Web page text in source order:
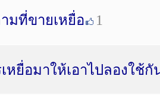
มที่ขายเหยื่อ 1
หยื่อมาให้เอาไปลองใช้